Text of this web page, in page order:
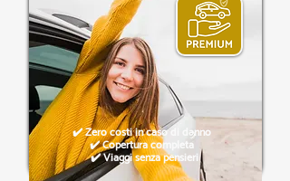
✔️ Zero costi in caso di danno
✔️ Copertura completa
✔️ Viaggi senza pensieri